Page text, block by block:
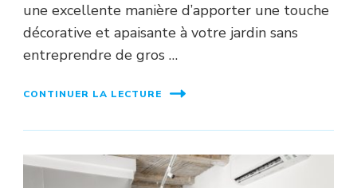
une excellente manière d’apporter une touche
décorative et apaisante à votre jardin sans
entreprendre de gros …
CONTINUER LA LECTURE